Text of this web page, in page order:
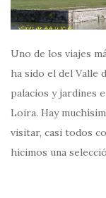
Uno de los viajes
ha sido el del Valle
palacios y jardines
Loira. Hay
visitar, casi todos
hicimos una